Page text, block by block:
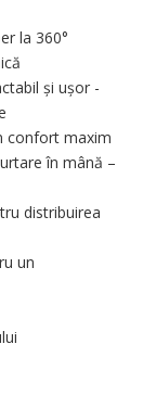
la 360°
și ușor -
confort maxim
în mână –
distribuirea
un